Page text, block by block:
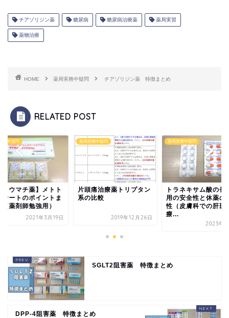
チアゾリジン薬 糖尿病 糖尿病治療薬 薬局実習
薬物治療
HOME 薬局実務中疑問 チアゾリジン薬 特徴まとめ
RELATED POST
務中疑問
リウマチ薬】メトト
サートのポイントま
（薬剤師勉強用）
2021年3月19日
薬局実務中疑問
片頭痛治療薬トリプタン
系の比較
2019年12月26日
薬局実務中疑問
トラネキサム酸の長
用の安全性と休薬の
性（皮膚科での肝斑
療...
2023年6
SGLT2阻害薬 特徴まとめ
DPP-4阻害薬 特徴まとめ